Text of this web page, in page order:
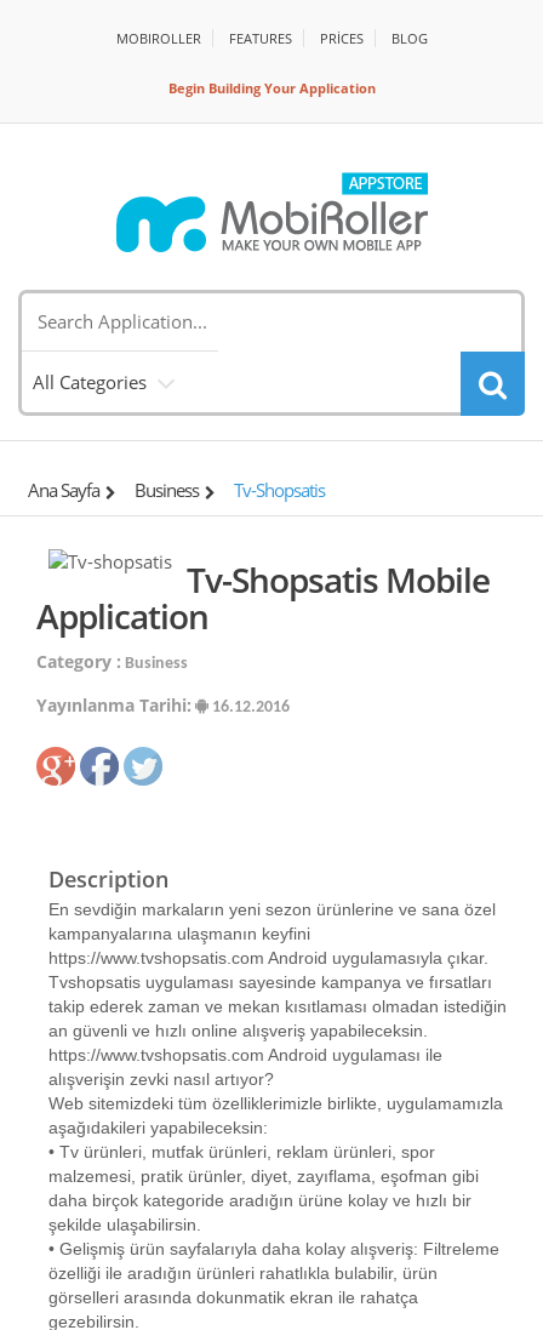
MOBIROLLER FEATURES PRİCES BLOG
Begin Building Your Application
All Categories
Ana Sayfa Business Tv-Shopsatis
Tv-Shopsatis Mobile
Application
Category : Business
Yayınlanma Tarihi: 16.12.2016
Description
En sevdiğin markaların yeni sezon ürünlerine ve sana özel
kampanyalarına ulaşmanın keyfini
https://www.tvshopsatis.com Android uygulamasıyla çıkar.
Tvshopsatis uygulaması sayesinde kampanya ve fırsatları
takip ederek zaman ve mekan kısıtlaması olmadan istediğin
an güvenli ve hızlı online alışveriş yapabileceksin.
https://www.tvshopsatis.com Android uygulaması ile
alışverişin zevki nasıl artıyor?
Web sitemizdeki tüm özelliklerimizle birlikte, uygulamamızla
aşağıdakileri yapabileceksin:
• Tv ürünleri, mutfak ürünleri, reklam ürünleri, spor
malzemesi, pratik ürünler, diyet, zayıflama, eşofman gibi
daha birçok kategoride aradığın ürüne kolay ve hızlı bir
şekilde ulaşabilirsin.
• Gelişmiş ürün sayfalarıyla daha kolay alışveriş: Filtreleme
özelliği ile aradığın ürünleri rahatlıkla bulabilir, ürün
görselleri arasında dokunmatik ekran ile rahatça
gezebilirsin.